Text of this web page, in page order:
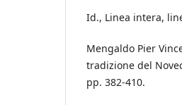
Id., Linea intera,
Mengaldo Pier
tradizione del
pp. 382-410.